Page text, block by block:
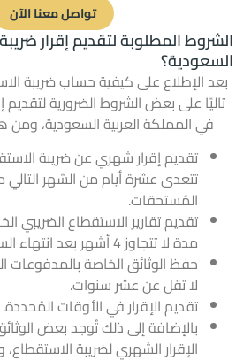
تواصل معنا الآن
الشروط المطلوبة لتقديم إقرار
السعودية؟
بعد الإطلاع على كيفية حساب ضريبة
تاليًا على بعض الشروط الضرورية لتقديم
في المملكة العربية السعودية،
تقديم إقرار شهري عن ضريبة
تتعدى عشرة أيام من الشهر
المُستحقات.
تقديم تقارير الاستقطاع الضريبي
مدة لا تتجاوز 4 أشهر بعد انتهاء السنة.
حفظ الوثائق الخاصة بالمدفوعات
لا تقل عن عشر سنوات.
تقديم الإقرار في الأوقات المُحددة.
بالإضافة إلى ذلك تُوجد بعض
الإقرار الشهري لضريبة